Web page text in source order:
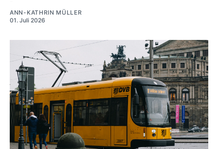
ANN-KATHRIN MÜLLER
01. Juli 2026